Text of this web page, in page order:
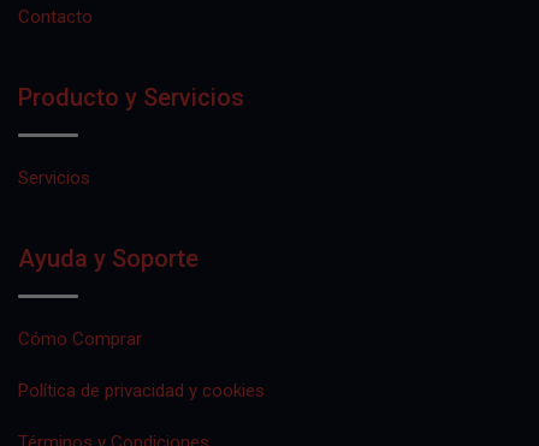
Contacto
Producto y Servicios
Servicios
Ayuda y Soporte
Cómo Comprar
Política de privacidad y cookies